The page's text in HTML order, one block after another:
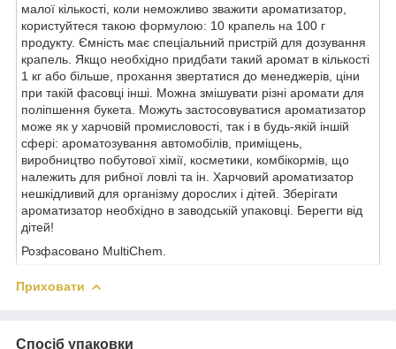
малої кількості, коли неможливо зважити ароматизатор,
користуйтеся такою формулою: 10 крапель на 100 г
продукту. Ємність має спеціальний пристрій для дозування
крапель. Якщо необхідно придбати такий аромат в кількості
1 кг або більше, прохання звертатися до менеджерів, ціни
при такій фасовці інші. Можна змішувати різні аромати для
поліпшення букета. Можуть застосовуватися ароматизатор
може як у харчовій промисловості, так і в будь-якій іншій
сфері: ароматозування автомобілів, приміщень,
виробництво побутової хімії, косметики, комбікормів, що
належить для рибної ловлі та ін. Харчовий ароматизатор
нешкідливий для організму дорослих і дітей. Зберігати
ароматизатор необхідно в заводській упаковці. Берегти від
дітей!
Розфасовано MultiChem.
Приховати
Спосіб упаковки